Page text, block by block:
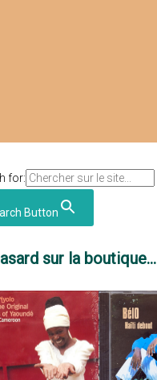
for:
Button
sur la boutique...